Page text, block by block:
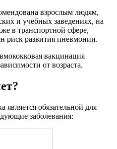
взрослым людям,
и учебных заведениях, на
в транспортной сфере,
риск развития пневмонии.
вакцинация
от возраста.
обязательной для
заболевания: